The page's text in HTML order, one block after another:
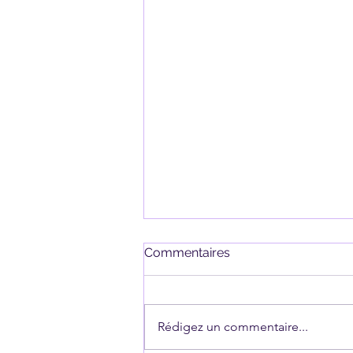
Expert-comptable pour
association à Paris :
comptabilité, conformité et
Commentaires
Rédigez un commentaire...